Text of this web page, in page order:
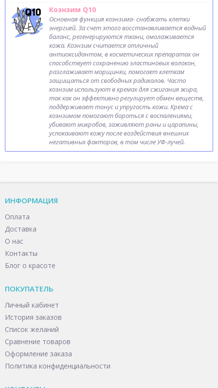
Коэнзим Q10
Основная функция коэнзима- снабжать клетки
энергией. За счет этого восстанавливается водный
баланс, регенерируются ткани, омолаживается
кожа. Коэнзим считается отличный
антиоксидантом, в косметических препаратах он
способствует сохранению эластиновых волокон,
разглаживает морщинки, помогает клеткам
защищаться от свободных радикалов. Часто
коэнзим используют в кремах для сжигания жира,
так как он эффективно регулирует обмен веществ,
поддерживает тонус и упругость кожи. Крема с
коэнзимом помогают бороться с воспалениями,
убивают микробов, заживляют раны и царапины,
успокаивают кожу после воздействия внешних
негативных факторов, в том числе УФ-лучей.
ИНФОРМАЦИЯ
Оплата
Доставка
О нас
Контакты
Блог о красоте
ПОКУПАТЕЛЬ
Личный кабинет
История заказов
Список желаний
Сравнение товаров
Оформление заказа
Политика конфиденциальности